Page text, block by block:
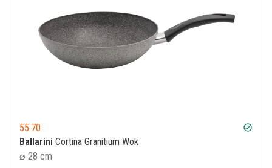
55.70 check_circle
Ballarini Cortina Granitium Wok
⌀ 28 cm